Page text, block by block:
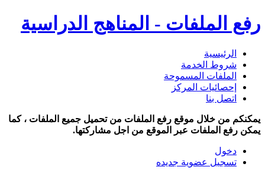
رفع الملفات - المناهج الدراسية
الرئيسية
شروط الخدمة
الملفات المسموحة
إحصائيات المركز
اتصل بنا
يمكنكم من خلال موقع رفع الملفات من تحميل جميع الملفات ، كما
يمكن رفع الملفات عبر الموقع من اجل مشاركتها.
دخول
تسجيل عضوية جديده